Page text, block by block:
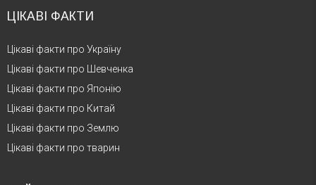
ЦІКАВІ ФАКТИ
Цікаві факти про Україну
Цікаві факти про Шевченка
Цікаві факти про Японію
Цікаві факти про Китай
Цікаві факти про Землю
Цікаві факти про тварин